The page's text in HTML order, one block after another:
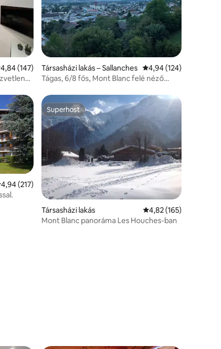
értékelés: 5/4,84, 147 vélemény
4,84 (147)
Társasházi lakás – Sallanches Átlagos értékelés: 5/
4,94 (124)
Tágas, 6/8 fős, Mont Blanc felé néző
értékelés: 5/4,94, 217 vélemény
4,94 (217)
Superhost
Superhost
Társasházi lakás Átlagos értékelés: 5/
4,82 (165)
Mont Blanc panoráma Les Houches-ban